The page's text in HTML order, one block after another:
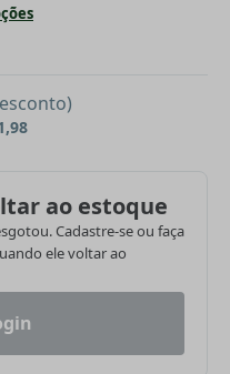
ao estoque
Cadastre-se ou faça
ele voltar ao